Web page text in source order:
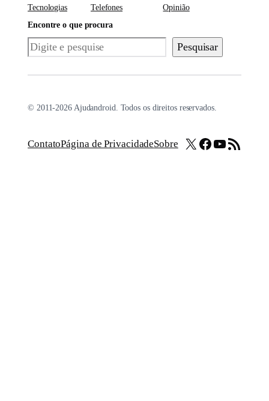
Tecnologias
Telefones
Opinião
Encontre o que procura
Pesquisar Pesquisar
© 2011-2026 Ajudandroid. Todos os direitos reservados.
ContatoPágina de PrivacidadeSobre X Facebook
Youtube
Feed RSS